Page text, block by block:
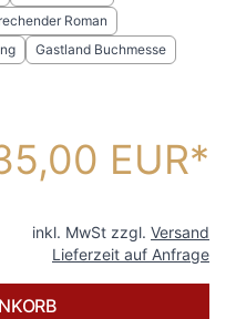
Roman
Gastland Buchmesse
EUR
inkl. MwSt zzgl. Versand
Lieferzeit auf Anfrage